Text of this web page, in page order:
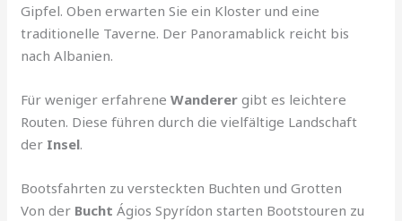
Gipfel. Oben erwarten Sie ein Kloster und eine
traditionelle Taverne. Der Panoramablick reicht bis
nach Albanien.
Für weniger erfahreneWanderer gibt es leichtere
Routen. Diese führen durch die vielfältige Landschaft
der Insel.
Bootsfahrten zu versteckten Buchten und Grotten
Von der Bucht Ágios Spyrídon starten Bootstouren zu